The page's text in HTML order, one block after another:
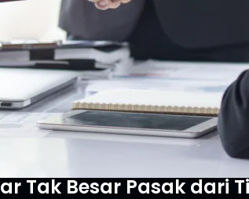
Tak Besar Pasak dari